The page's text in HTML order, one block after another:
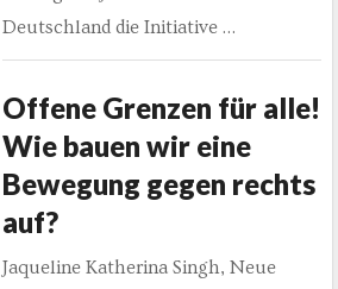
Deutschland die Initiative …
Offene Grenzen für alle!
Wie bauen wir eine
Bewegung gegen rechts
auf?
Jaqueline Katherina Singh, Neue